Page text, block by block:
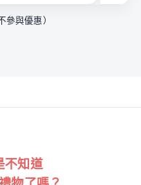
參與優惠）
不知道